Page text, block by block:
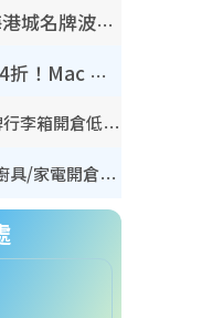
開倉優惠 | 尖沙咀海港城名牌波鞋開倉低至1折！On鞋$899起／Joy&Peace鞋履$98起
豐澤優惠勁減低至44折！Mac mini/iPhone17Pro大減價！廚房家電$220起
開倉優惠｜尖沙咀名牌行李箱開倉低至4折！一連5日 American Tourister/ace./Hallmark $200起！
廚具開倉｜特福Tefal廚具/家電開倉低至3折！$220起買平底鍋/炒鑊/湯煲！電飯煲/吸塵機/燙斗$418起